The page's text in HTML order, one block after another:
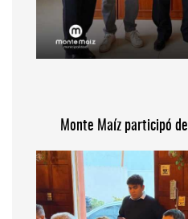
Monte Maíz participó